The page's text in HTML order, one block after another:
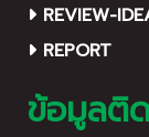
REVIEW-
REPORT
ข้อมูลติ